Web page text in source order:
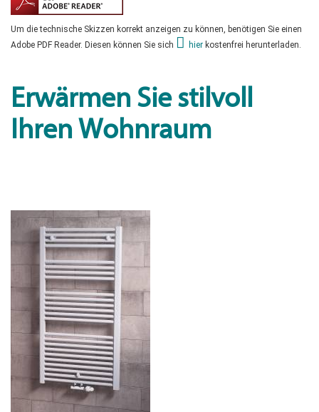
Um die technische Skizzen korrekt anzeigen zu können, benötigen Sie einen
Adobe PDF Reader. Diesen können Sie sich
hier kostenfrei herunterladen.
Erwärmen Sie stilvoll
Ihren Wohnraum